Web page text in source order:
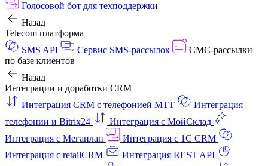
Голосовой бот для техподдержки
Назад
Telecom платформа
SMS API
Сервис SMS-рассылок
СМС-рассылки
по базе клиентов
Назад
Интеграции и доработки CRM
Интеграция CRM с телефонией МТТ
Интеграция
телефонии и Bitrix24
Интеграция с МойСклад
Интеграция с Мегаплан
Интеграция с 1C CRM
Интеграция с retailCRM
Интеграция REST API